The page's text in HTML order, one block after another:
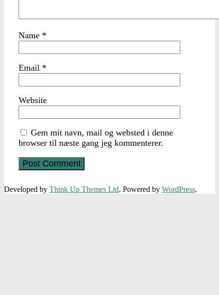
Name *
Email *
Website
Gem mit navn, mail og websted i denne
browser til næste gang jeg kommenterer.
Developed by Think Up Themes Ltd. Powered by WordPress.